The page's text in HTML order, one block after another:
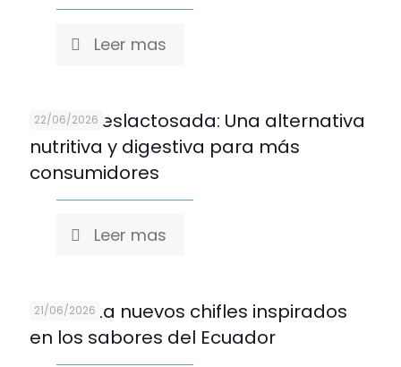
Leer mas
22/06/2026
Leche Deslactosada: Una alternativa
nutritiva y digestiva para más
consumidores
Leer mas
21/06/2026
OLÉ lanza nuevos chifles inspirados
en los sabores del Ecuador